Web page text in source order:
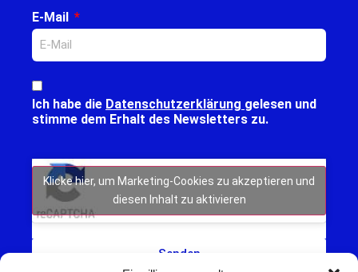
E-Mail
Ich habe die Datenschutzerklärung gelesen und
stimme dem Erhalt des Newsletters zu.
Klicke hier, um Marketing-Cookies zu akzeptieren und
diesen Inhalt zu aktivieren
Senden